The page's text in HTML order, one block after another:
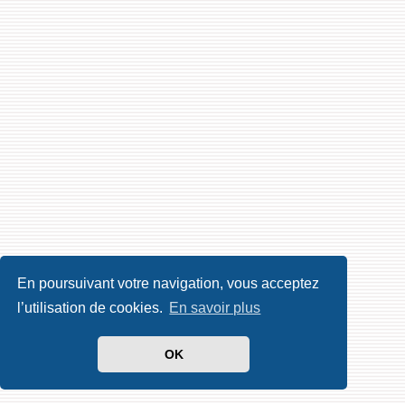
En poursuivant votre navigation, vous acceptez
l’utilisation de cookies. En savoir plus
OK